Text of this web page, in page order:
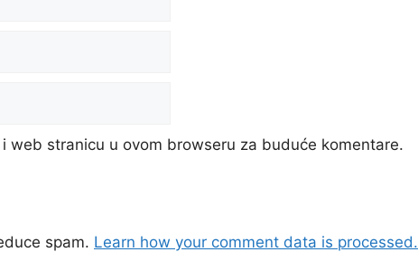
web stranicu u ovom browseru za buduće komentare.
spam. Learn how your comment data is processed.